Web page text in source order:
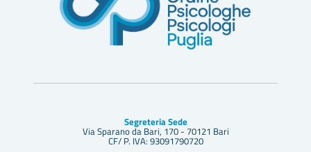
Segreteria Sede
Via Sparano da Bari, 170 - 70121 Bari
CF/ P. IVA: 93091790720